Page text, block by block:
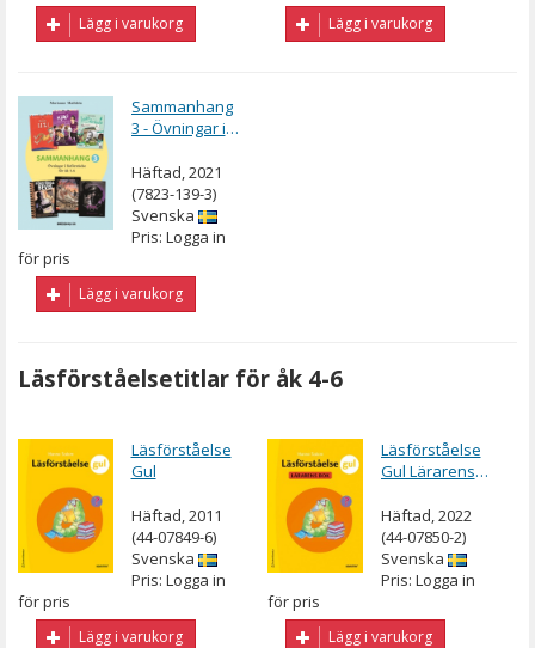
Lägg i varukorg Lägg i varukorg
Sammanhang
3 - Övningar i
Häftad, 2021
(7823-139-3)
Svenska
Pris: Logga in
för pris
Lägg i varukorg
Läsförståelsetitlar för åk 4-6
Läsförståelse
Gul
Häftad, 2011
(44-07849-6)
Svenska
Pris: Logga in
för pris
Lägg i varukorg
Läsförståelse
Gul Lärarens
Häftad, 2022
(44-07850-2)
Svenska
Pris: Logga in
för pris
Lägg i varukorg